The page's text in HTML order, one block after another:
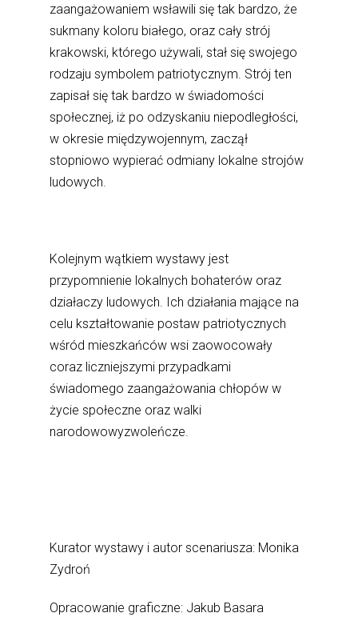
zaangażowaniem wsławili się tak bardzo, że
sukmany koloru białego, oraz cały strój
krakowski, którego używali, stał się swojego
rodzaju symbolem patriotycznym. Strój ten
zapisał się tak bardzo w świadomości
społecznej, iż po odzyskaniu niepodległości,
w okresie międzywojennym, zaczął
stopniowo wypierać odmiany lokalne strojów
ludowych.
Kolejnym wątkiem wystawy jest
przypomnienie lokalnych bohaterów oraz
działaczy ludowych. Ich działania mające na
celu kształtowanie postaw patriotycznych
wśród mieszkańców wsi zaowocowały
coraz liczniejszymi przypadkami
świadomego zaangażowania chłopów w
życie społeczne oraz walki
narodowowyzwoleńcze.
Kurator wystawy i autor scenariusza: Monika
Zydroń
Opracowanie graficzne: Jakub Basara